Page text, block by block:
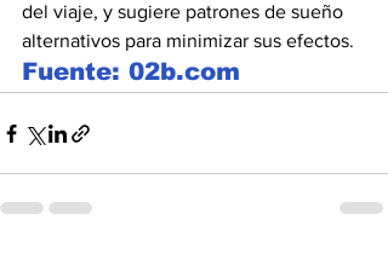
del viaje, y sugiere patrones de sueño
alternativos para minimizar sus efectos.
Fuente: 02b.com